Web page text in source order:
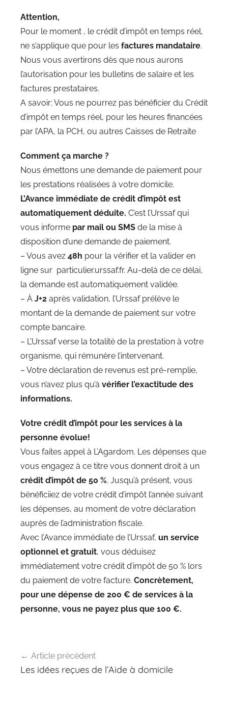
Attention,
Pour le moment , le crédit d’impôt en temps réel,
ne s’applique que pour les factures mandataire.
Nous vous avertirons dès que nous aurons
l’autorisation pour les bulletins de salaire et les
factures prestataires.
A savoir: Vous ne pourrez pas bénéficier du Crédit
d’impôt en temps réel, pour les heures financées
par l’APA, la PCH, ou autres Caisses de Retraite
Comment ça marche ?
Nous émettons une demande de paiement pour
les prestations réalisées à votre domicile.
L’Avance immédiate de crédit d’impôt est
automatiquement déduite. C’est l’Urssaf qui
vous informe par mail ou SMS de la mise à
disposition d’une demande de paiement.
– Vous avez 48h pour la vérifier et la valider en
ligne sur particulier.urssaf.fr. Au-delà de ce délai,
la demande est automatiquement validée.
– À J+2 après validation, l’Urssaf prélève le
montant de la demande de paiement sur votre
compte bancaire.
– L’Urssaf verse la totalité de la prestation à votre
organisme, qui rémunère l’intervenant.
– Votre déclaration de revenus est pré-remplie,
vous n’avez plus qu’à vérifier l’exactitude des
informations.
Votre crédit d’impôt pour les services à la
personne évolue!
Vous faites appel à L’Agardom. Les dépenses que
vous engagez à ce titre vous donnent droit à un
crédit d’impôt de 50 %. Jusqu’à présent, vous
bénéficiiez de votre crédit d’impôt l’année suivant
les dépenses, au moment de votre déclaration
auprès de l’administration fiscale.
Avec l’Avance immédiate de l’Urssaf, un service
optionnel et gratuit, vous déduisez
immédiatement votre crédit d’impôt de 50 % lors
du paiement de votre facture. Concrètement,
pour une dépense de 200 € de services à la
personne, vous ne payez plus que 100 €.
de
Article précédent
Les idées reçues de l’Aide à domicile